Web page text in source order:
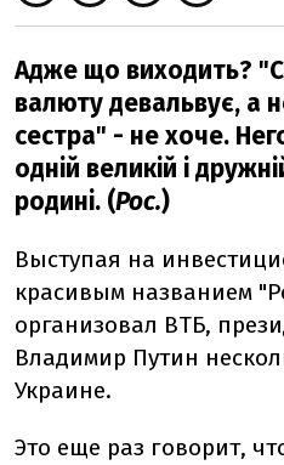
Адже що виходить?
валюту девальвує, а
сестра" - не хоче.
одній великій і
родині. (Рос.)
Выступая на
красивым названием
организовал ВТБ,
Владимир Путин
Украине.
Это еще раз говорит,